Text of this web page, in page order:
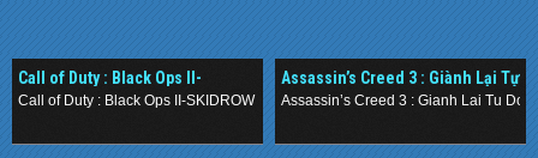
Call of Duty : Black Ops II-
SKIDROW (2012)
Call of Duty : Black Ops II-SKIDROW (2012)
Assassin’s Creed 3 : Giành Lại Tự
Do
Assassin’s Creed 3 : Gianh Lai Tu Do